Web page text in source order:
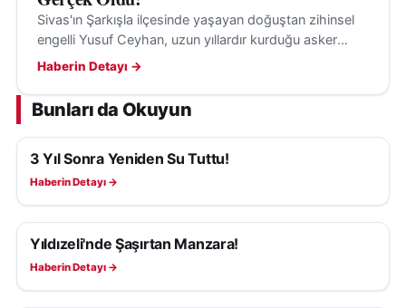
Sivas'ın Şarkışla ilçesinde yaşayan doğuştan zihinsel
engelli Yusuf Ceyhan, uzun yıllardır kurduğu asker
olma hayaline anlamlı bir etkinlikle kavuştu.
Haberin Detayı →
Bunları da Okuyun
YAŞAM
3 Yıl Sonra Yeniden Su Tuttu!
Haberin Detayı →
YAŞAM
Yıldızeli'nde Şaşırtan Manzara!
Haberin Detayı →